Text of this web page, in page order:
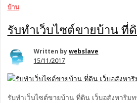
บ้าน
รับทำเว็บไซต์ขายบ้าน ที่
Written bywebslave
15/11/2017
รับทำเว็บไซต์ขายบ้าน ที่ดิน เว็บอสังหาริ